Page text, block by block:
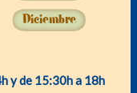
Diciembre
y de 15:30h a 18h